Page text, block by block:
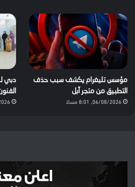
مؤسس تليغرام يكشف سبب حذف
التطبيق من متجر آبل
06/08/2026, 8:01 مساءً
دبي
06/08/